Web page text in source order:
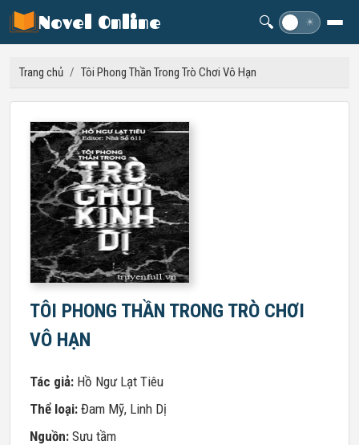
Novel Online 🔍 ☀
Trang chủ / Tôi Phong Thần Trong Trò Chơi Vô Hạn
TÔI PHONG THẦN TRONG TRÒ CHƠI
VÔ HẠN
Tác giả: Hồ Ngư Lạt Tiêu
Thể loại: Đam Mỹ, Linh Dị
Nguồn: Sưu tầm